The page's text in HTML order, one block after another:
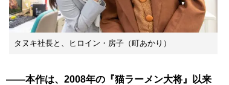
タヌキ社長と、ヒロイン・房子（町あかり）
――本作は、2008年の『猫ラーメン大将』以来